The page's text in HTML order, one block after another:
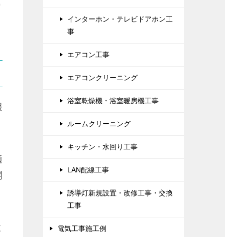
インターホン・テレビドアホン工
事
エアコン工事
エアコンクリーニング
浴室乾燥機・浴室暖房機工事
ルームクリーニング
キッチン・水回り工事
LAN配線工事
誘導灯新規設置・改修工事・交換
工事
電気工事施工例